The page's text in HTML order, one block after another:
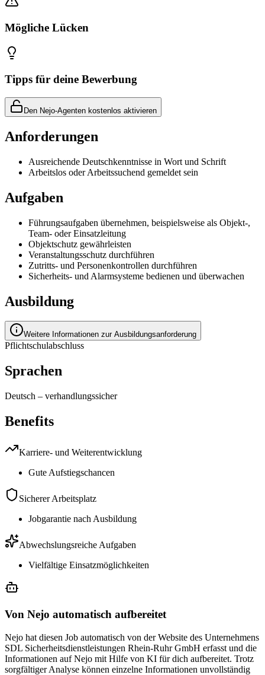
Mögliche Lücken
Tipps für deine Bewerbung
Den Nejo-Agenten kostenlos aktivieren
Anforderungen
Ausreichende Deutschkenntnisse in Wort und Schrift
Arbeitslos oder Arbeitssuchend gemeldet sein
Aufgaben
Führungsaufgaben übernehmen, beispielsweise als Objekt-,
Team- oder Einsatzleitung
Objektschutz gewährleisten
Veranstaltungsschutz durchführen
Zutritts- und Personenkontrollen durchführen
Sicherheits- und Alarmsysteme bedienen und überwachen
Ausbildung
Weitere Informationen zur Ausbildungsanforderung
Pflichtschulabschluss
Sprachen
Deutsch – verhandlungssicher
Benefits
Karriere- und Weiterentwicklung
Gute Aufstiegschancen
Sicherer Arbeitsplatz
Jobgarantie nach Ausbildung
Abwechslungsreiche Aufgaben
Vielfältige Einsatzmöglichkeiten
Von Nejo automatisch aufbereitet
Nejo hat diesen Job automatisch von der Website des Unternehmens
SDL Sicherheitsdienstleistungen Rhein-Ruhr GmbH erfasst und die
Informationen auf Nejo mit Hilfe von KI für dich aufbereitet. Trotz
sorgfältiger Analyse können einzelne Informationen unvollständig